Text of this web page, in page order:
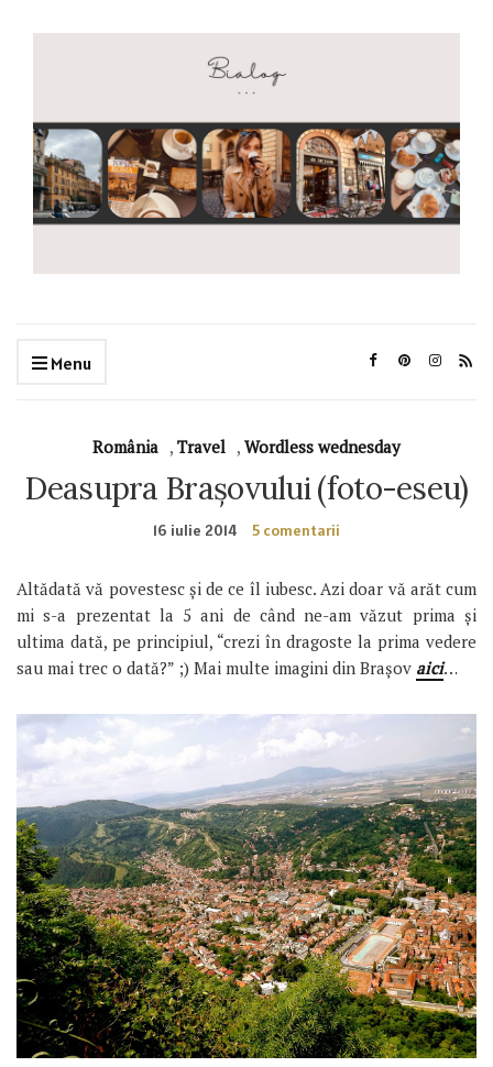
Menu
România , Travel , Wordless wednesday
Deasupra Brașovului (foto-eseu)
16 iulie 2014 5 comentarii
Altădată vă povestesc și de ce îl iubesc. Azi doar vă arăt cum
mi s-a prezentat la 5 ani de când ne-am văzut prima și
ultima dată, pe principiul, “crezi în dragoste la prima vedere
sau mai trec o dată?” ;) Mai multe imagini din Brașov aici…